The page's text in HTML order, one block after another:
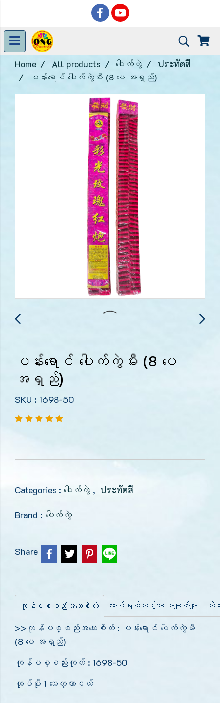
Home All products ပေါက်ကွဲ
ประทัดสี
ပန်းရောင် ပေါက်ကွဲမီး (8 ပေ အရှည်)
ပန်းရောင် ပေါက်ကွဲမီး (8 ပေ
အရှည်)
SKU : 1698-50
Categories : ပေါက်ကွဲ , ประทัดสี
Brand : ပေါက်ကွဲ
Share
ကုန်ပစ္စည်းအသေးစိတ် ဆောင်ရွက်သင့်သော အချက်များ ထိ
>>ကုန်ပစ္စည်းအသေးစိတ် : ပန်းရောင် ပေါက်ကွဲမီး
(8 ပေ အရှည်)
ကုန်ပစ္စည်းကုတ် : 1698-50
ထုပ်ပိုး 1 သေတ္တာငယ်